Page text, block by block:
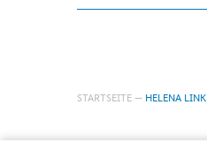
STARTSEITE HELENA LINK